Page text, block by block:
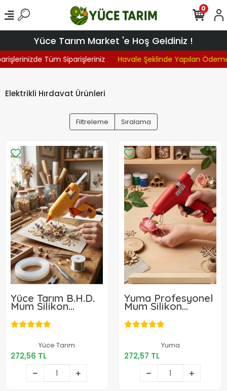
Yüce Tarım Market 'e Hoş Geldiniz !
Tüm Siparişleriniz Havale Şeklinde Yapılan
0
Elektrikli Hırdavat Ürünleri
Filtreleme Sıralama
Yüce Tarım B.H.D.
Mum Silikon
Tabancası 40 w
Yüce Tarım
272,56 TL
272,56 TL
Sepete Ekle
Yuma Profesyonel
Mum Silikon
Tabancası 40 Watt
Yuma
272,57 TL
272,57 TL
Sepete Ekle